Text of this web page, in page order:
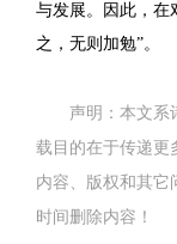
与发展。因此，在
之，无则加勉”。
声明：本文系
载目的在于传递更
内容、版权和其它
时间删除内容！